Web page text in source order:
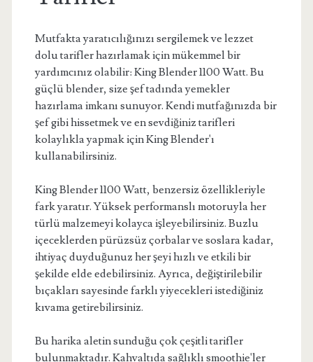
Mutfakta yaratıcılığınızı sergilemek ve lezzet
dolu tarifler hazırlamak için mükemmel bir
yardımcınız olabilir: King Blender 1100 Watt. Bu
güçlü blender, size şef tadında yemekler
hazırlama imkanı sunuyor. Kendi mutfağınızda bir
şef gibi hissetmek ve en sevdiğiniz tarifleri
kolaylıkla yapmak için King Blender'ı
kullanabilirsiniz.
King Blender 1100 Watt, benzersiz özellikleriyle
fark yaratır. Yüksek performanslı motoruyla her
türlü malzemeyi kolayca işleyebilirsiniz. Buzlu
içeceklerden pürüzsüz çorbalar ve soslara kadar,
ihtiyaç duyduğunuz her şeyi hızlı ve etkili bir
şekilde elde edebilirsiniz. Ayrıca, değiştirilebilir
bıçakları sayesinde farklı yiyecekleri istediğiniz
kıvama getirebilirsiniz.
Bu harika aletin sunduğu çok çeşitli tarifler
bulunmaktadır. Kahvaltıda sağlıklı smoothie'ler